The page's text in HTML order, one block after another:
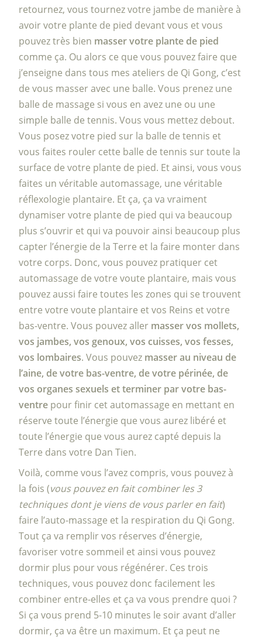
retournez, vous tournez votre jambe de manière à
avoir votre plante de pied devant vous et vous
pouvez très bien masser votre plante de pied
comme ça. Ou alors ce que vous pouvez faire que
j’enseigne dans tous mes ateliers de Qi Gong, c’est
de vous masser avec une balle. Vous prenez une
balle de massage si vous en avez une ou une
simple balle de tennis. Vous vous mettez debout.
Vous posez votre pied sur la balle de tennis et
vous faites rouler cette balle de tennis sur toute la
surface de votre plante de pied. Et ainsi, vous vous
faites un véritable automassage, une véritable
réflexologie plantaire. Et ça, ça va vraiment
dynamiser votre plante de pied qui va beaucoup
plus s’ouvrir et qui va pouvoir ainsi beaucoup plus
capter l’énergie de la Terre et la faire monter dans
votre corps. Donc, vous pouvez pratiquer cet
automassage de votre voute plantaire, mais vous
pouvez aussi faire toutes les zones qui se trouvent
entre votre voute plantaire et vos Reins et votre
bas-ventre. Vous pouvez aller masser vos mollets,
vos jambes, vos genoux, vos cuisses, vos fesses,
vos lombaires. Vous pouvez masser au niveau de
l’aine, de votre bas-ventre, de votre périnée, de
vos organes sexuels et terminer par votre bas-
ventre pour finir cet automassage en mettant en
réserve toute l’énergie que vous aurez libéré et
toute l’énergie que vous aurez capté depuis la
Terre dans votre Dan Tien.
Voilà, comme vous l’avez compris, vous pouvez à
la fois (vous pouvez en fait combiner les 3
techniques dont je viens de vous parler en fait)
faire l’auto-massage et la respiration du Qi Gong.
Tout ça va remplir vos réserves d’énergie,
favoriser votre sommeil et ainsi vous pouvez
dormir plus pour vous régénérer. Ces trois
techniques, vous pouvez donc facilement les
combiner entre-elles et ça va vous prendre quoi ?
Si ça vous prend 5-10 minutes le soir avant d’aller
dormir, ça va être un maximum. Et ça peut ne